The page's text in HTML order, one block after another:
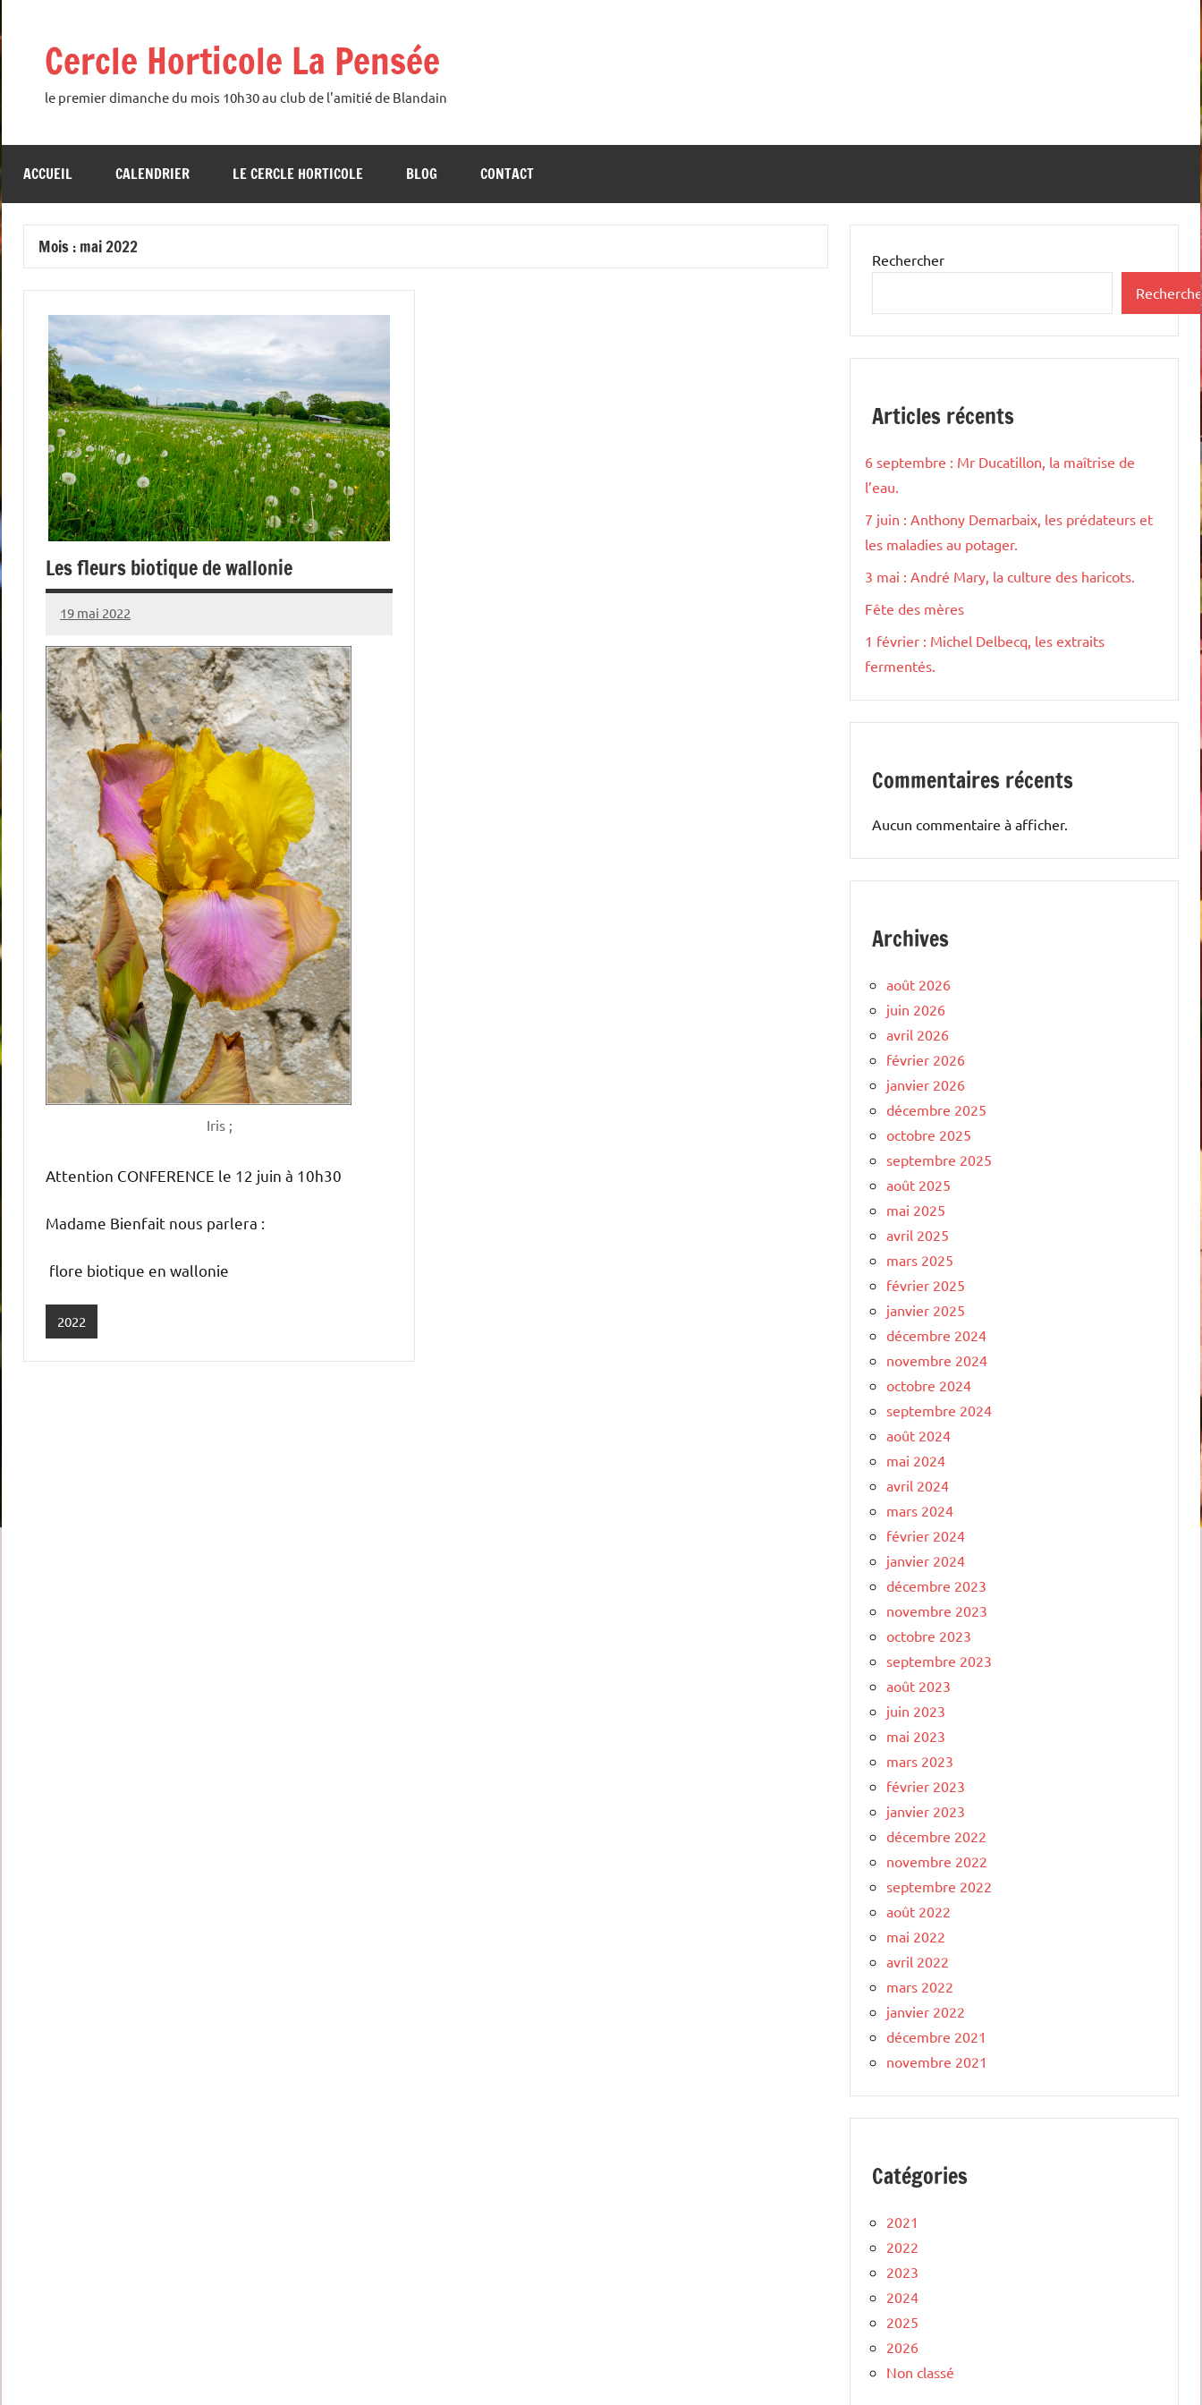
au
contenuCercle Horticole La Pensée
le premier dimanche du mois 10h30 au club de l'amitié de Blandain
ACCUEIL CALENDRIER LE CERCLE HORTICOLE BLOG CONTACT
Mois : mai 2022
Les fleurs biotique de wallonie
19 mai 2022
admin
Iris ;
Attention CONFERENCE le 12 juin à 10h30
Madame Bienfait nous parlera :
flore biotique en wallonie
2022
Rechercher
Articles récents
6 septembre : Mr Ducatillon, la maîtrise de
l’eau.
7 juin : Anthony Demarbaix, les prédateurs et
les maladies au potager.
3 mai : André Mary, la culture des haricots.
Fête des mères
1 février : Michel Delbecq, les extraits
fermentés.
Commentaires récents
Aucun commentaire à afficher.
Archives
août 2026
juin 2026
avril 2026
février 2026
janvier 2026
décembre 2025
octobre 2025
septembre 2025
août 2025
mai 2025
avril 2025
mars 2025
février 2025
janvier 2025
décembre 2024
novembre 2024
octobre 2024
septembre 2024
août 2024
mai 2024
avril 2024
mars 2024
février 2024
janvier 2024
décembre 2023
novembre 2023
octobre 2023
septembre 2023
août 2023
juin 2023
mai 2023
mars 2023
février 2023
janvier 2023
décembre 2022
novembre 2022
septembre 2022
août 2022
mai 2022
avril 2022
mars 2022
janvier 2022
décembre 2021
novembre 2021
Catégories
2021
2022
2023
2024
2025
2026
Non classé